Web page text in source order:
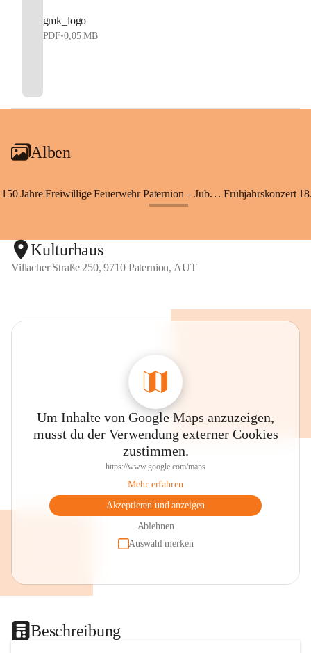
gmk_logo
PDF•0,05 MB
Alben
150 Jahre Freiwillige Feuerwehr Paternion – Jubiläumsfest Frühjahrskonzert
Kulturhaus
Villacher Straße 250, 9710 Paternion, AUT
Um Inhalte von Google Maps anzuzeigen,
musst du der Verwendung externer Cookies
zustimmen.
https://www.google.com/maps
Mehr erfahren
Akzeptieren und anzeigen
Ablehnen
Auswahl merken
Beschreibung